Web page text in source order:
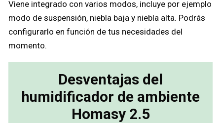
Viene integrado con varios modos, incluye por ejemplo
modo de suspensión, niebla baja y niebla alta. Podrás
configurarlo en función de tus necesidades del
momento.
Desventajas del
humidificador de ambiente
Homasy 2.5